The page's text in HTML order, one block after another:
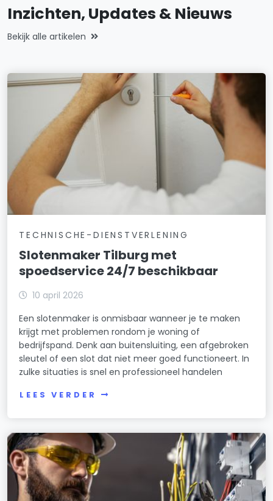
Inzichten, Updates & Nieuws
Bekijk alle artikelen
TECHNISCHE-DIENSTVERLENING
Slotenmaker Tilburg met
spoedservice 24/7 beschikbaar
10 april 2026
Een slotenmaker is onmisbaar wanneer je te maken
krijgt met problemen rondom je woning of
bedrijfspand. Denk aan buitensluiting, een afgebroken
sleutel of een slot dat niet meer goed functioneert. In
zulke situaties is snel en professioneel handelen
LEES VERDER